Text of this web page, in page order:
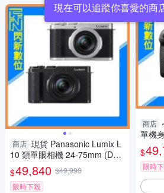
現在可以追蹤你喜愛的商
商店 現貨 Panasonic Lumix L
10 類單眼相機 24-75mm (DC-
L10,公司貨)
$49,840 $49,990
限時下殺
商店
單機
$
限時